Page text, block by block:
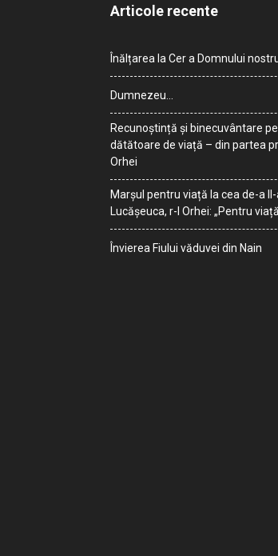
Articole recente
Înălțarea la Cer a Domnului
Dumnezeu…
Recunoștință și binecuvântare
dătătoare de viață – din partea
Orhei
Marșul pentru viață la cea de-a
Lucășeuca, r-l Orhei: „Pentru
Învierea Fiului văduvei din Nain